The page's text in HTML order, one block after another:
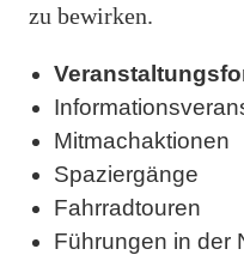
zu bewirken.
Mitmachaktionen
Spaziergänge
Fahrradtouren
Führungen in der